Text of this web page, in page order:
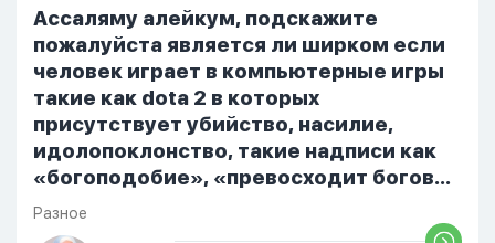
Ассаляму алейкум, подскажите
пожалуйста является ли ширком если
человек играет в компьютерные игры
такие как dota 2 в которых
присутствует убийство, насилие,
идолопоклонство, такие надписи как
«богоподобие», «превосходит богов»,
но при этом человек полностью
признает и соблюдает все столпы
Разное